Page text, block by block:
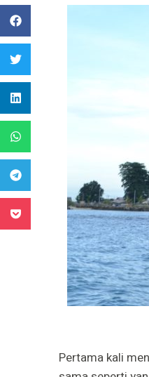
Pertama kali